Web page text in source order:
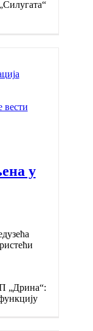
вести
у
„Дрина“: